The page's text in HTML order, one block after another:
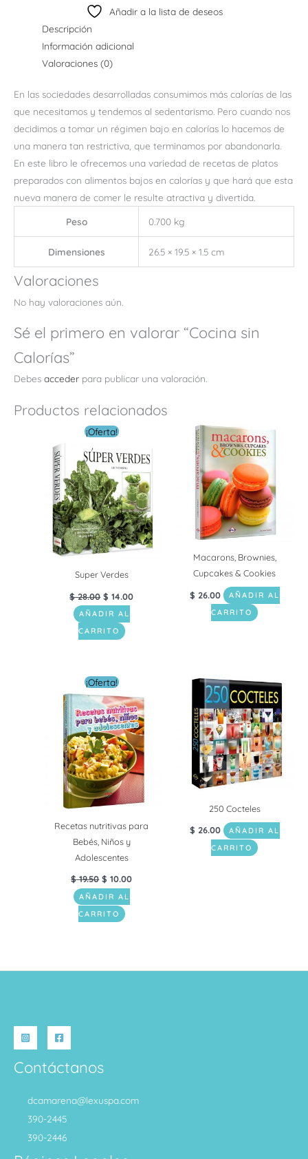
Añadir a la lista de deseos
Descripción
Información adicional
Valoraciones (0)
En las sociedades desarrolladas consumimos más calorías de las
que necesitamos y tendemos al sedentarismo. Pero cuando nos
decidimos a tomar un régimen bajo en calorías lo hacemos de
una manera tan restrictiva, que terminamos por abandonarla.
En este libro le ofrecemos una variedad de recetas de platos
preparados con alimentos bajos en calorías y que hará que esta
nueva manera de comer le resulte atractiva y divertida.
Peso 0.700 kg
Dimensiones 26.5 × 19.5 × 1.5 cm
Valoraciones
No hay valoraciones aún.
Sé el primero en valorar “Cocina sin
Calorías”
Debes acceder para publicar una valoración.
Productos relacionados
¡Oferta!
Super Verdes
$28.00
El
precio
era:
$ 28.00.
$ 14.00
es:
$ 14.00.
AÑADIR AL
CARRITO
Macarons, Brownies,
Cupcakes & Cookies
$ 26.00
AÑADIR AL
CARRITO
¡Oferta!
Recetas nutritivas para
Bebés, Niños y
Adolescentes
$19.50
El
precio
original
era:
$ 19.50.
$ 10.00
actual
es:
$ 10.00.
AÑADIR AL
CARRITO
250 Cocteles
$ 26.00
AÑADIR AL
CARRITO
Contáctanos
dcamarena@lexuspa.com
390-2445
390-2446